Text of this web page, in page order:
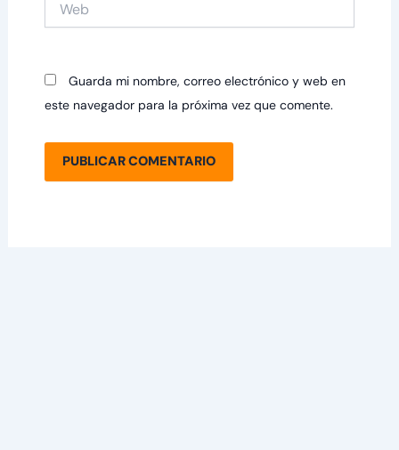
Guarda mi nombre, correo electrónico y web en
este navegador para la próxima vez que comente.